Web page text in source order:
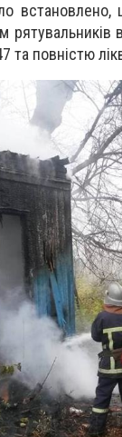
та повністю